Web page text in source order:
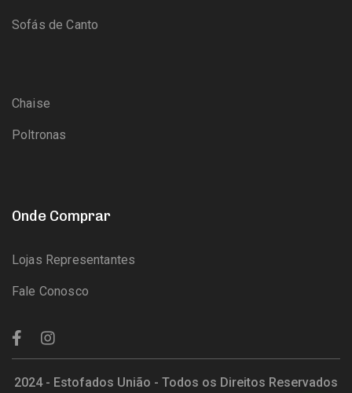
Sofás de Canto
Chaise
Poltronas
Onde Comprar
Lojas Representantes
Fale Conosco
2024 - Estofados União - Todos os Direitos Reservados